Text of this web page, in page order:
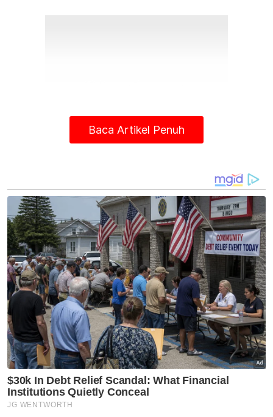
Pelawat yang sesekali mengasak nyaris
mengejutkan tuan rumah apabila percubaan
Melendo Oscar gagal sekadar melintas di
depan gawang sebelum keluar.
JDT hampir menjaringkan gol pada minit ke-
32, namun rembatan deras Nacho Méndez
berjaya ditepis keluar Chen Wei sebelum dia
sekali lagi melayangkan badan bagi menepis
percubaan Bergson seminit berselang.
Hasil satu serangan balas, penyerang The
Red Eagle, Gabriel Souza berjaya melepasi
kawalan benteng pertahanan skuad Harimau
Selatan itu dengan larian pantas, namun
Baca Artikel Penuh